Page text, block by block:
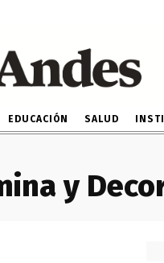
EDUCACIÓN SALUD
y